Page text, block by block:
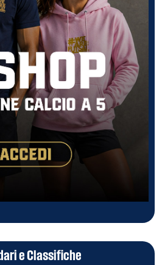
e Classifiche